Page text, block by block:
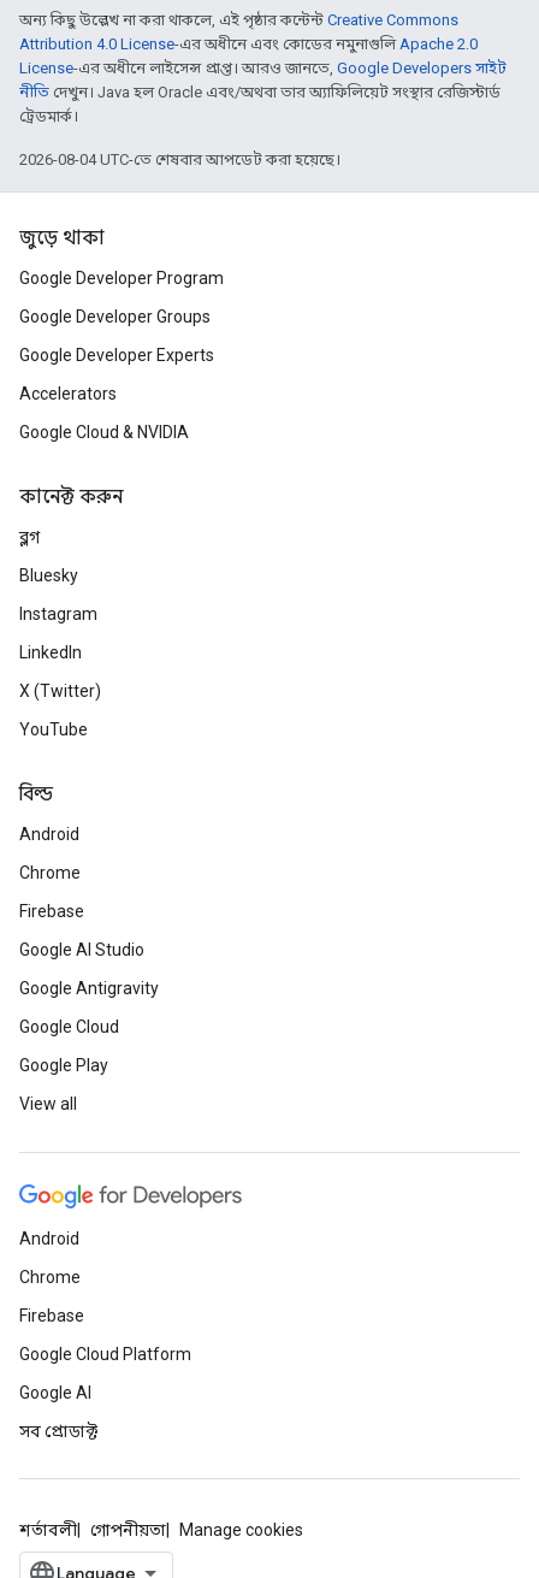
অন্য কিছু উল্লেখ না করা থাকলে, এই পৃষ্ঠার কন্টেন্ট Creative Commons
Attribution 4.0 License-এর অধীনে এবং কোডের নমুনাগুলিApache 2.0
License-এর অধীনে লাইসেন্স প্রাপ্ত। আরও জানতে, Google Developers সাইট
নীতি দেখুন। Java হল Oracle এবং/অথবা তার অ্যাফিলিয়েট সংস্থার রেজিস্টার্ড
ট্রেডমার্ক।
2026-08-04 UTC-তে শেষবার আপডেট করা হয়েছে।
জুড়ে থাকা
Google Developer Program
Google Developer Groups
Google Developer Experts
Accelerators
Google Cloud & NVIDIA
কানেক্ট করুন
ব্লগ
Bluesky
Instagram
LinkedIn
X (Twitter)
YouTube
বিল্ড
Android
Chrome
Firebase
Google AI Studio
Google Antigravity
Google Cloud
Google Play
View all
Android
Chrome
Firebase
Google Cloud Platform
Google AI
সব প্রোডাক্ট
শর্তাবলী গোপনীয়তা Manage cookies